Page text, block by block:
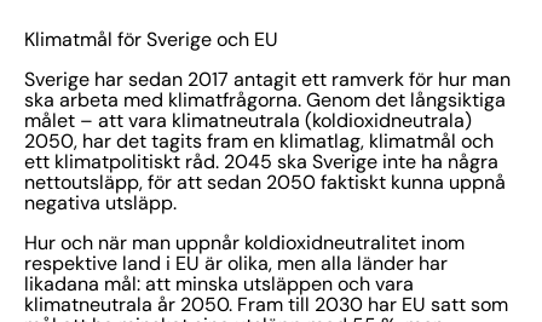
Klimatmål för Sverige och EU
Sverige har sedan 2017 antagit ett ramverk för hur man
ska arbeta med klimatfrågorna. Genom det långsiktiga
målet – att vara klimatneutrala (koldioxidneutrala)
2050, har det tagits fram en klimatlag, klimatmål och
ett klimatpolitiskt råd. 2045 ska Sverige inte ha några
nettoutsläpp, för att sedan 2050 faktiskt kunna uppnå
negativa utsläpp.
Hur och när man uppnår koldioxidneutralitet inom
respektive land i EU är olika, men alla länder har
likadana mål: att minska utsläppen och vara
klimatneutrala år 2050. Fram till 2030 har EU satt som